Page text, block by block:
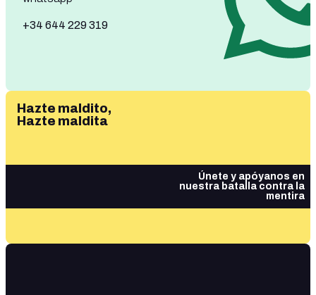
+34 644 229 319
Hazte maldito,
Hazte maldita
Únete y apóyanos en
nuestra batalla contra la
mentira